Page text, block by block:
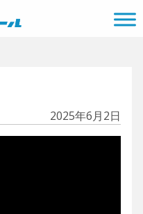
ョン
2025年6月2日